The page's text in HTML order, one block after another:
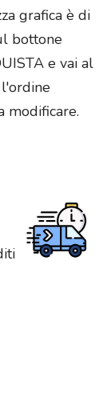
grafica è di
bottone
e vai al
modificare.